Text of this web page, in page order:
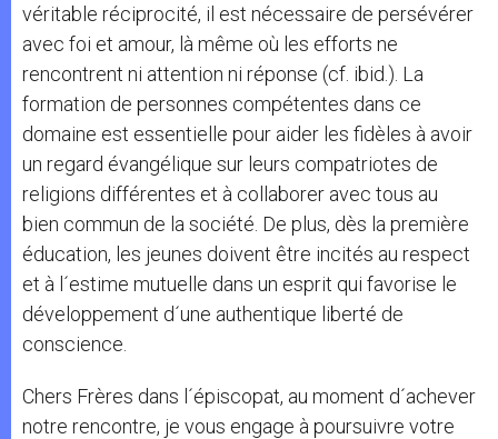
véritable réciprocité, il est nécessaire de persévérer
avec foi et amour, là même où les efforts ne
rencontrent ni attention ni réponse (cf. ibid.). La
formation de personnes compétentes dans ce
domaine est essentielle pour aider les fidèles à avoir
un regard évangélique sur leurs compatriotes de
religions différentes et à collaborer avec tous au
bien commun de la société. De plus, dès la première
éducation, les jeunes doivent être incités au respect
et à l´estime mutuelle dans un esprit qui favorise le
développement d´une authentique liberté de
conscience.
Chers Frères dans l´épiscopat, au moment d´achever
notre rencontre, je vous engage à poursuivre votre